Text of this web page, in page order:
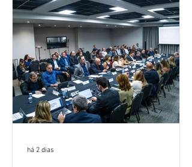
empregados exigiram que a Caixa refaça
os cálculos e apresente uma nova
proposta. O entendimento é que a
proposta
há 2 dias